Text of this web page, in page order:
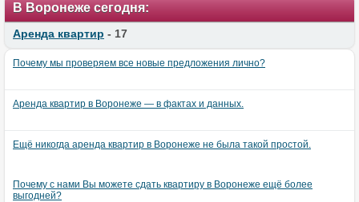
В Воронеже сегодня:
Аренда квартир - 17
Почему мы проверяем все новые предложения лично?
Аренда квартир в Воронеже — в фактах и данных.
Ещё никогда аренда квартир в Воронеже не была такой простой.
Почему с нами Вы можете сдать квартиру в Воронеже ещё более
выгодней?